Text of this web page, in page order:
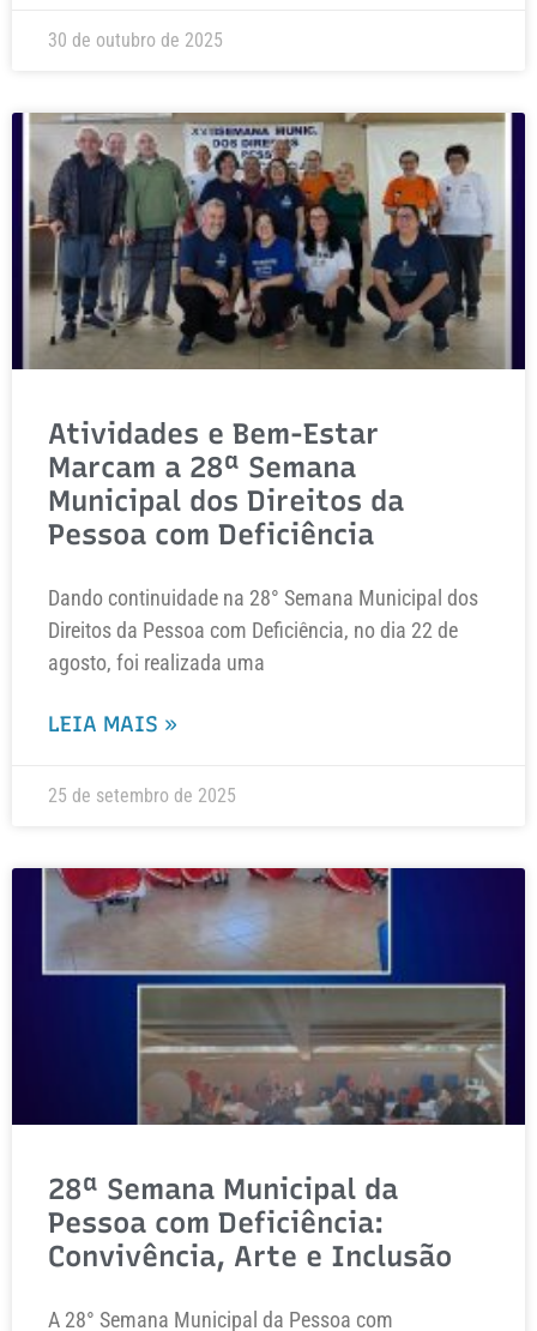
30 de outubro de 2025
Atividades e Bem-Estar
Marcam a 28ª Semana
Municipal dos Direitos da
Pessoa com Deficiência
Dando continuidade na 28° Semana Municipal dos
Direitos da Pessoa com Deficiência, no dia 22 de
agosto, foi realizada uma
LEIA MAIS »
25 de setembro de 2025
28ª Semana Municipal da
Pessoa com Deficiência:
Convivência, Arte e Inclusão
A 28° Semana Municipal da Pessoa com